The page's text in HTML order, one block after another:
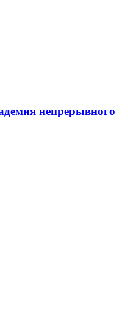
непрерывного